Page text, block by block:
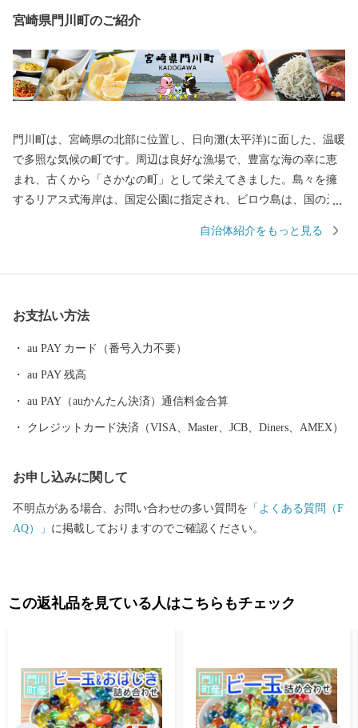
宮崎県門川町のご紹介
門川町は、宮崎県の北部に位置し、日向灘(太平洋)に面した、温暖
で多照な気候の町です。周辺は良好な漁場で、豊富な海の幸に恵
まれ、古くから「さかなの町」として栄えてきました。島々を擁
するリアス式海岸は、国定公園に指定され、ビロウ島は、国の天
自治体紹介をもっと見る
お支払い方法
au PAY カード（番号入力不要）
au PAY 残高
au PAY（auかんたん決済）通信料金合算
クレジットカード決済（VISA、Master、JCB、Diners、AMEX）
お申し込みに関して
不明点がある場合、お問い合わせの多い質問を 「よくある質問（F
AQ）」 に掲載しておりますのでご確認ください。
この返礼品を見ている人はこちらもチェック